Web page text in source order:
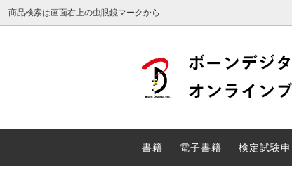
商品検索は画面右上の虫眼鏡マークから
unity関連書籍
書籍 電子書籍 検定試験